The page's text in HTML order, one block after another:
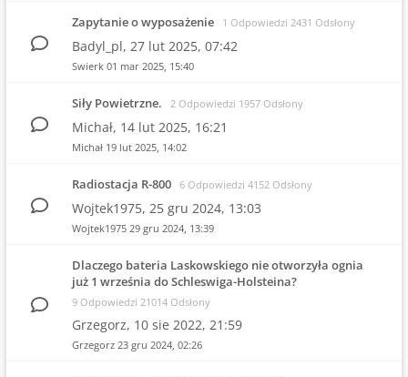
Zapytanie o wyposażenie 1 Odpowiedzi 2431 Odsłony
Badyl_pl, 27 lut 2025, 07:42
Swierk 01 mar 2025, 15:40
Siły Powietrzne. 2 Odpowiedzi 1957 Odsłony
Michał, 14 lut 2025, 16:21
Michał 19 lut 2025, 14:02
Radiostacja R-800 6 Odpowiedzi 4152 Odsłony
Wojtek1975, 25 gru 2024, 13:03
Wojtek1975 29 gru 2024, 13:39
Dlaczego bateria Laskowskiego nie otworzyła ognia
już 1 września do Schleswiga-Holsteina?
9 Odpowiedzi 21014 Odsłony
Grzegorz, 10 sie 2022, 21:59
Grzegorz 23 gru 2024, 02:26